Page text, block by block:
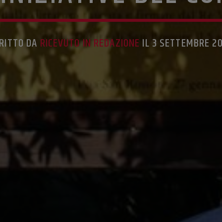
DA RICEVUTO IN REDAZIONE IL 3 SETTEMBRE